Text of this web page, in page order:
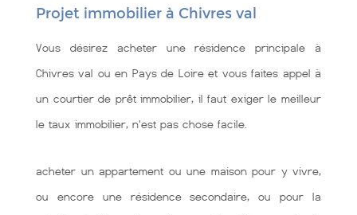
Projet immobilier à Chivres val
Vous désirez acheter une résidence principale à
Chivres val ou en Pays de Loire et vous faites appel à
un courtier de prêt immobilier, il faut exiger le meilleur
le taux immobilier, n'est pas chose facile.
acheter un appartement ou une maison pour y vivre,
ou encore une résidence secondaire, ou pour la